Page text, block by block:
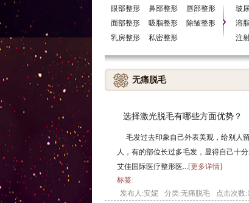
眼部整形 鼻部整形
唇部整形
面部整形
吸脂整形
除皱整形
乳房整形
私密整形
玻
溶
注
无痛脱毛
选择激光脱毛有哪些方面优势？
毛发过去印象自己外表美观，给别人
人，有的部位长过多毛发，显得自己十
艾佳国际医疗整形医...[更多详情]
标签:
发布人:安妮
分类:无痛脱毛 点击次数